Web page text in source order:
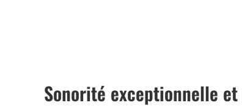
Sonorité exceptionnelle